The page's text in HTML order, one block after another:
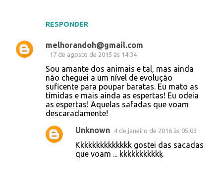
RESPONDER
melhorandoh@gmail.com
17 de agosto de 2015 às 14:34
Sou amante dos animais e tal, mas ainda
não cheguei a um nível de evolução
suficente para poupar baratas. Eu mato as
tímidas e mais ainda as espertas! Eu odeia
as espertas! Aquelas safadas que voam
descaradamente!
Unknown 4 de janeiro de 2016 às 05:03
Kkkkkkkkkkkkkk gostei das sacadas
que voam ... kkkkkkkkkkķ